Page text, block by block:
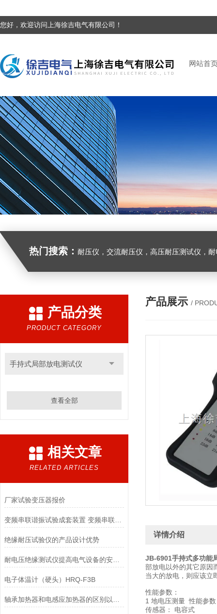
您好，欢迎访问上海徐吉电气有限公司！
网站首
热门搜索： 耐压仪，交流耐压仪，高压耐压测试仪，
产品分类
PRODUCT CATEGORY
手持式局部放电测试仪
查看全部
相关文章
RELATED ARTICLES
厂家试验变压器报价
绝缘耐压试验仪的产品设计优势
耐电压绝缘测试仪提高电气设备的安全性和工作效率
电子体温计（硬头）HRQ-F3B
产品展示 /
详情介绍
JB-6901手持式多功能
部放电以外的其它原因
当大的放电，则应该立
性能参数：
1 地电压测量 性能参
传感器： 电容式